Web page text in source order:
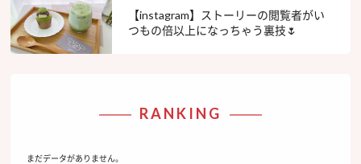
【instagram】ストーリーの閲覧者がい
つもの倍以上になっちゃう裏技🌷
RANKING
まだデータがありません。